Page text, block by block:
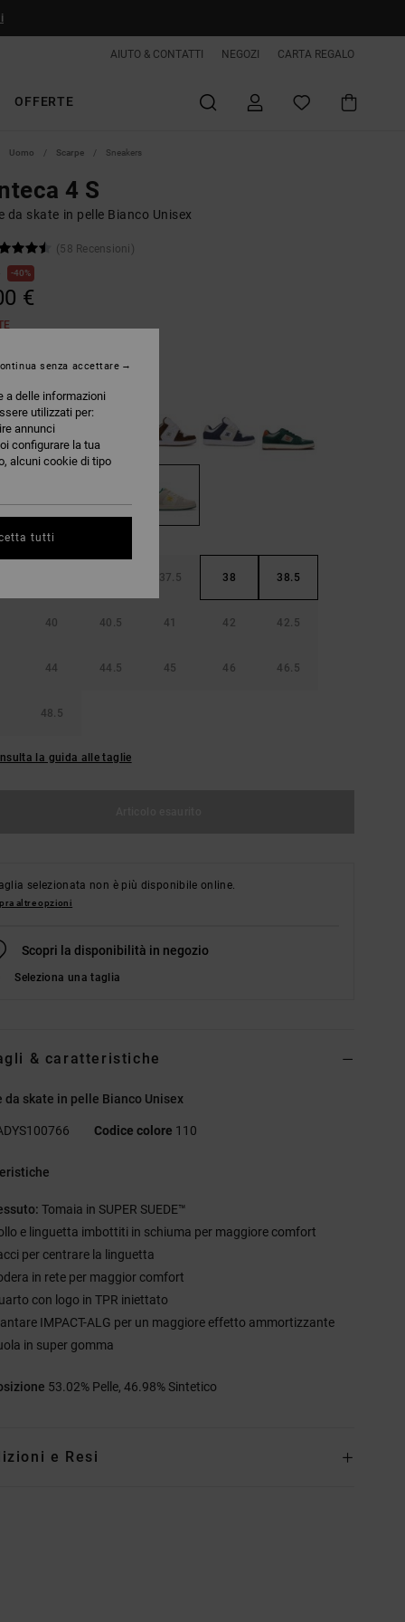
AIUTO & CONTATTI NEGOZI CARTA REGALO
OFFERTE
Uomo Scarpe Sneakers
4 S
da skate in pelle Bianco Unisex
(58 Recensioni)
40%
€
37.5 38 38.5
40 40.5 41 42 42.5
44 44.5 45 46 46.5
48.5
la guida alle taglie
selezionata non è più disponibile online.
altre opzioni
Scopri la disponibilità in negozio
Seleziona una taglia
& caratteristiche
da skate in pelle Bianco Unisex
Codice colore 110
Tomaia in SUPER SUEDE™
e linguetta imbottiti in schiuma per maggiore comfort
per centrare la linguetta
in rete per maggior comfort
con logo in TPR iniettato
IMPACT-ALG per un maggiore effetto ammortizzante
in super gomma
53.02% Pelle, 46.98% Sintetico
e Resi
a delle informazioni
utilizzati per:
annunci
configurare la tua
alcuni cookie di tipo
senza accettare
tutti